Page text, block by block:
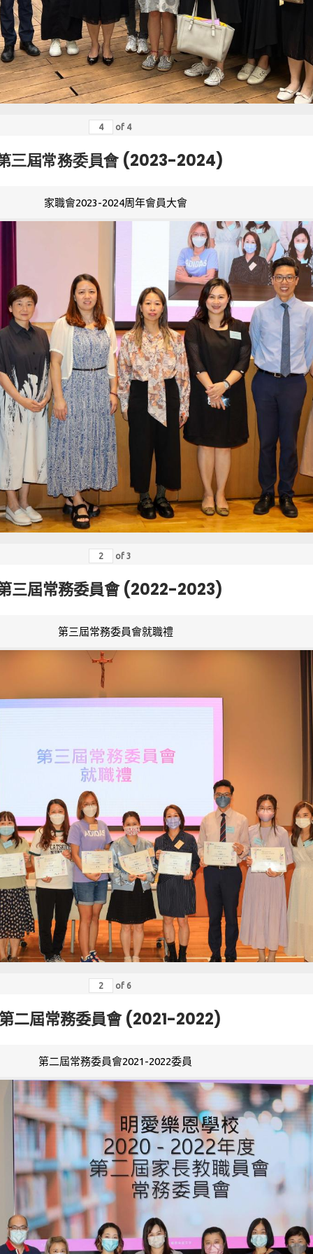
of 4
三屆常務委員會 (2023-2024)
家職會2023-2024周年會員大會
of 3
三屆常務委員會 (2022-2023)
第三屆常務委員會就職禮
of 6
二屆常務委員會 (2021-2022)
第二屆常務委員會2021-2022委員